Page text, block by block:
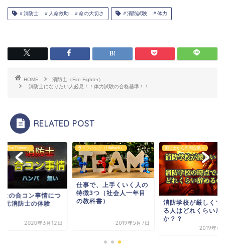
＃消防士 ＃人命救助 ＃命の大切さ ＃消防試験 ＃体力
HOME
消防士（Fire Fighter）
消防士になりたい人必見！！体力試験の合格基準！！
RELATED POST
ハック（Lifehack）
3つ（社会人一年目
科書）
2019年5月7日
消防士から民間企業へ
消防学校が厳しくて辞め
消防士（Fire Fighter）
消防士の合コン事情
いて(元消防士の体験
談）